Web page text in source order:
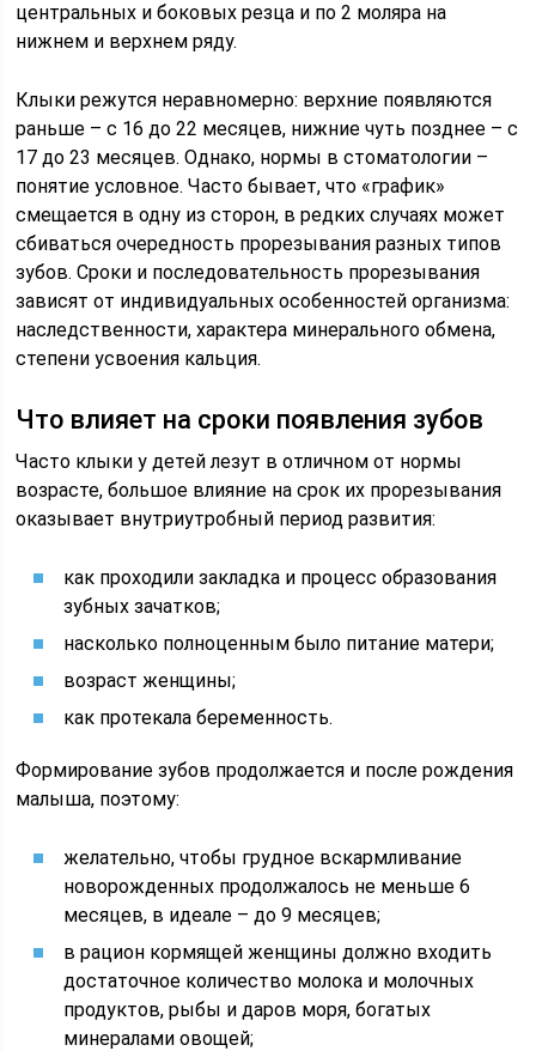
центральных и боковых резца и по 2 моляра на
нижнем и верхнем ряду.
Клыки режутся неравномерно: верхние появляются
раньше – с 16 до 22 месяцев, нижние чуть позднее – с
17 до 23 месяцев. Однако, нормы в стоматологии –
понятие условное. Часто бывает, что «график»
смещается в одну из сторон, в редких случаях может
сбиваться очередность прорезывания разных типов
зубов. Сроки и последовательность прорезывания
зависят от индивидуальных особенностей организма:
наследственности, характера минерального обмена,
степени усвоения кальция.
Что влияет на сроки появления зубов
Часто клыки у детей лезут в отличном от нормы
возрасте, большое влияние на срок их прорезывания
оказывает внутриутробный период развития:
как проходили закладка и процесс образования
зубных зачатков;
насколько полноценным было питание матери;
возраст женщины;
как протекала беременность.
Формирование зубов продолжается и после рождения
малыша, поэтому:
желательно, чтобы грудное вскармливание
новорожденных продолжалось не меньше 6
месяцев, в идеале – до 9 месяцев;
в рацион кормящей женщины должно входить
достаточное количество молока и молочных
продуктов, рыбы и даров моря, богатых
минералами овощей;